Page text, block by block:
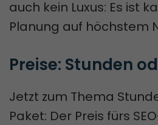
auch kein Luxus: Es ist
Planung auf höchstem
Preise: Stunden
Jetzt zum Thema
Paket: Der Preis fürs